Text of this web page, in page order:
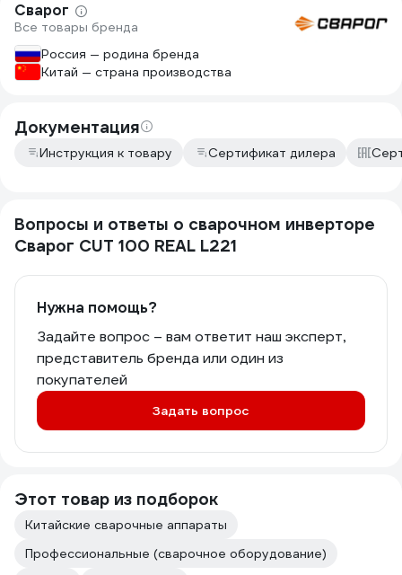
Сварог
Все товары бренда
Россия — родина бренда
Китай — страна производства
Документация
Инструкция к товару Сертификат дилера
Вопросы и ответы о сварочном инверторе
Сварог CUT 100 REAL L221
Нужна помощь?
Задайте вопрос – вам ответит наш эксперт,
представитель бренда или один из
покупателей
Задать вопрос
Этот товар из подборок
Китайские сварочные аппараты
Профессиональные (сварочное оборудование)